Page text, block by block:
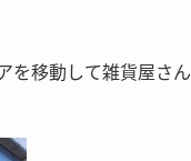
を移動して雑貨屋さん